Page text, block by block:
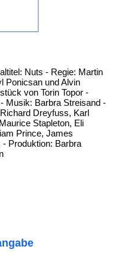
Nuts - Regie: Martin
Ponicsan und Alvin
von Torin Topor -
Musik: Barbra Streisand -
Dreyfuss, Karl
Stapleton, Eli
Prince, James
Produktion: Barbra